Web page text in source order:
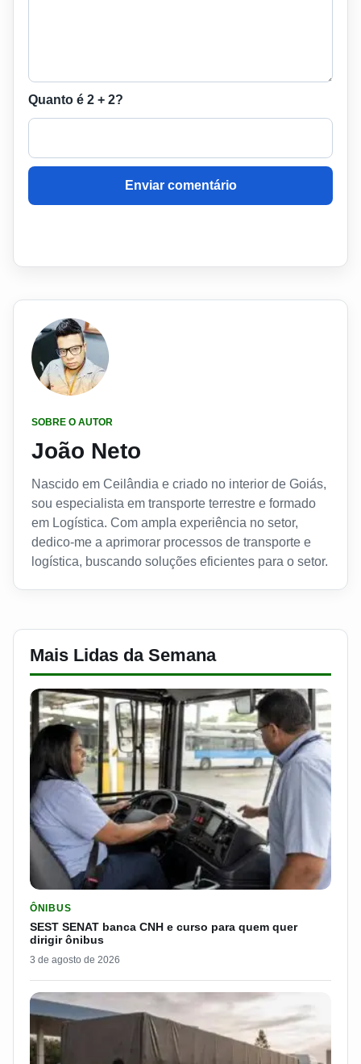
Quanto é 2 + 2?
Enviar comentário
SOBRE O AUTOR
João Neto
Nascido em Ceilândia e criado no interior de Goiás,
sou especialista em transporte terrestre e formado
em Logística. Com ampla experiência no setor,
dedico-me a aprimorar processos de transporte e
logística, buscando soluções eficientes para o setor.
Mais Lidas da Semana
ÔNIBUS
SEST SENAT banca CNH e curso para quem quer
dirigir ônibus
3 de agosto de 2026